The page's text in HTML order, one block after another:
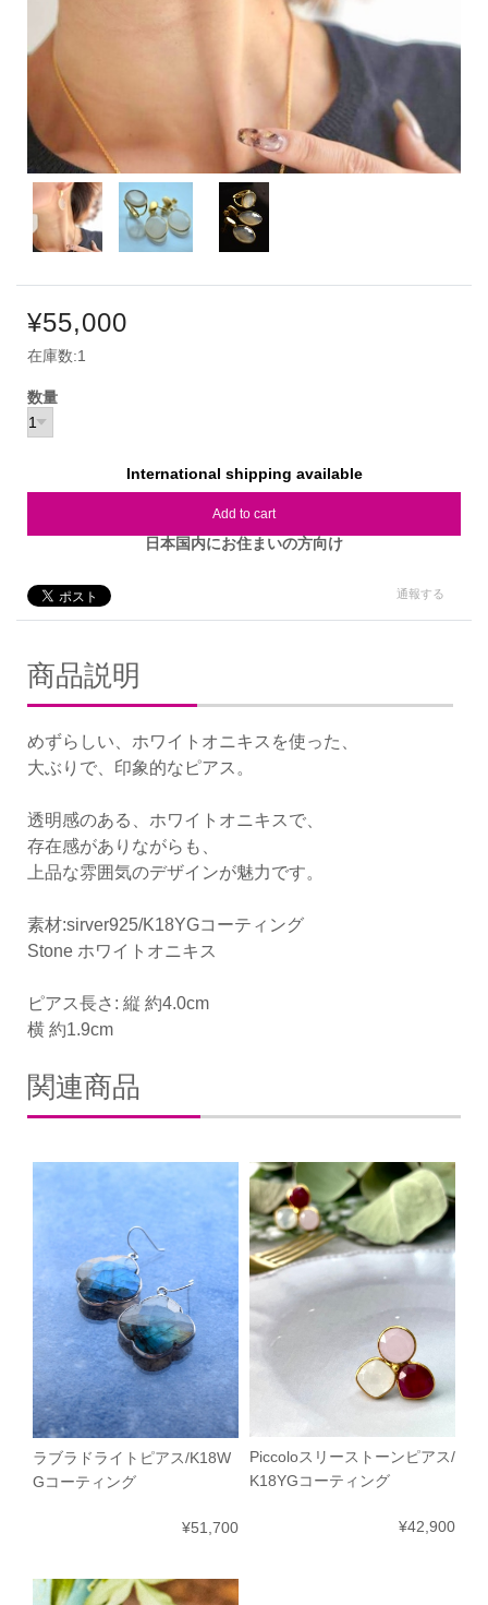
¥55,000
在庫数:1
数量
International shipping available
Add to cart
日本国内にお住まいの方向け
通報する
商品説明
めずらしい、ホワイトオニキスを使った、
大ぶりで、印象的なピアス。
透明感のある、ホワイトオニキスで、
存在感がありながらも、
上品な雰囲気のデザインが魅力です。
素材:sirver925/K18YGコーティング
Stone ホワイトオニキス
ピアス長さ: 縦 約4.0cm
横 約1.9cm
関連商品
ラブラドライトピアス/K18W
Gコーティング
¥51,700
Piccoloスリーストーンピアス/
K18YGコーティング
¥42,900